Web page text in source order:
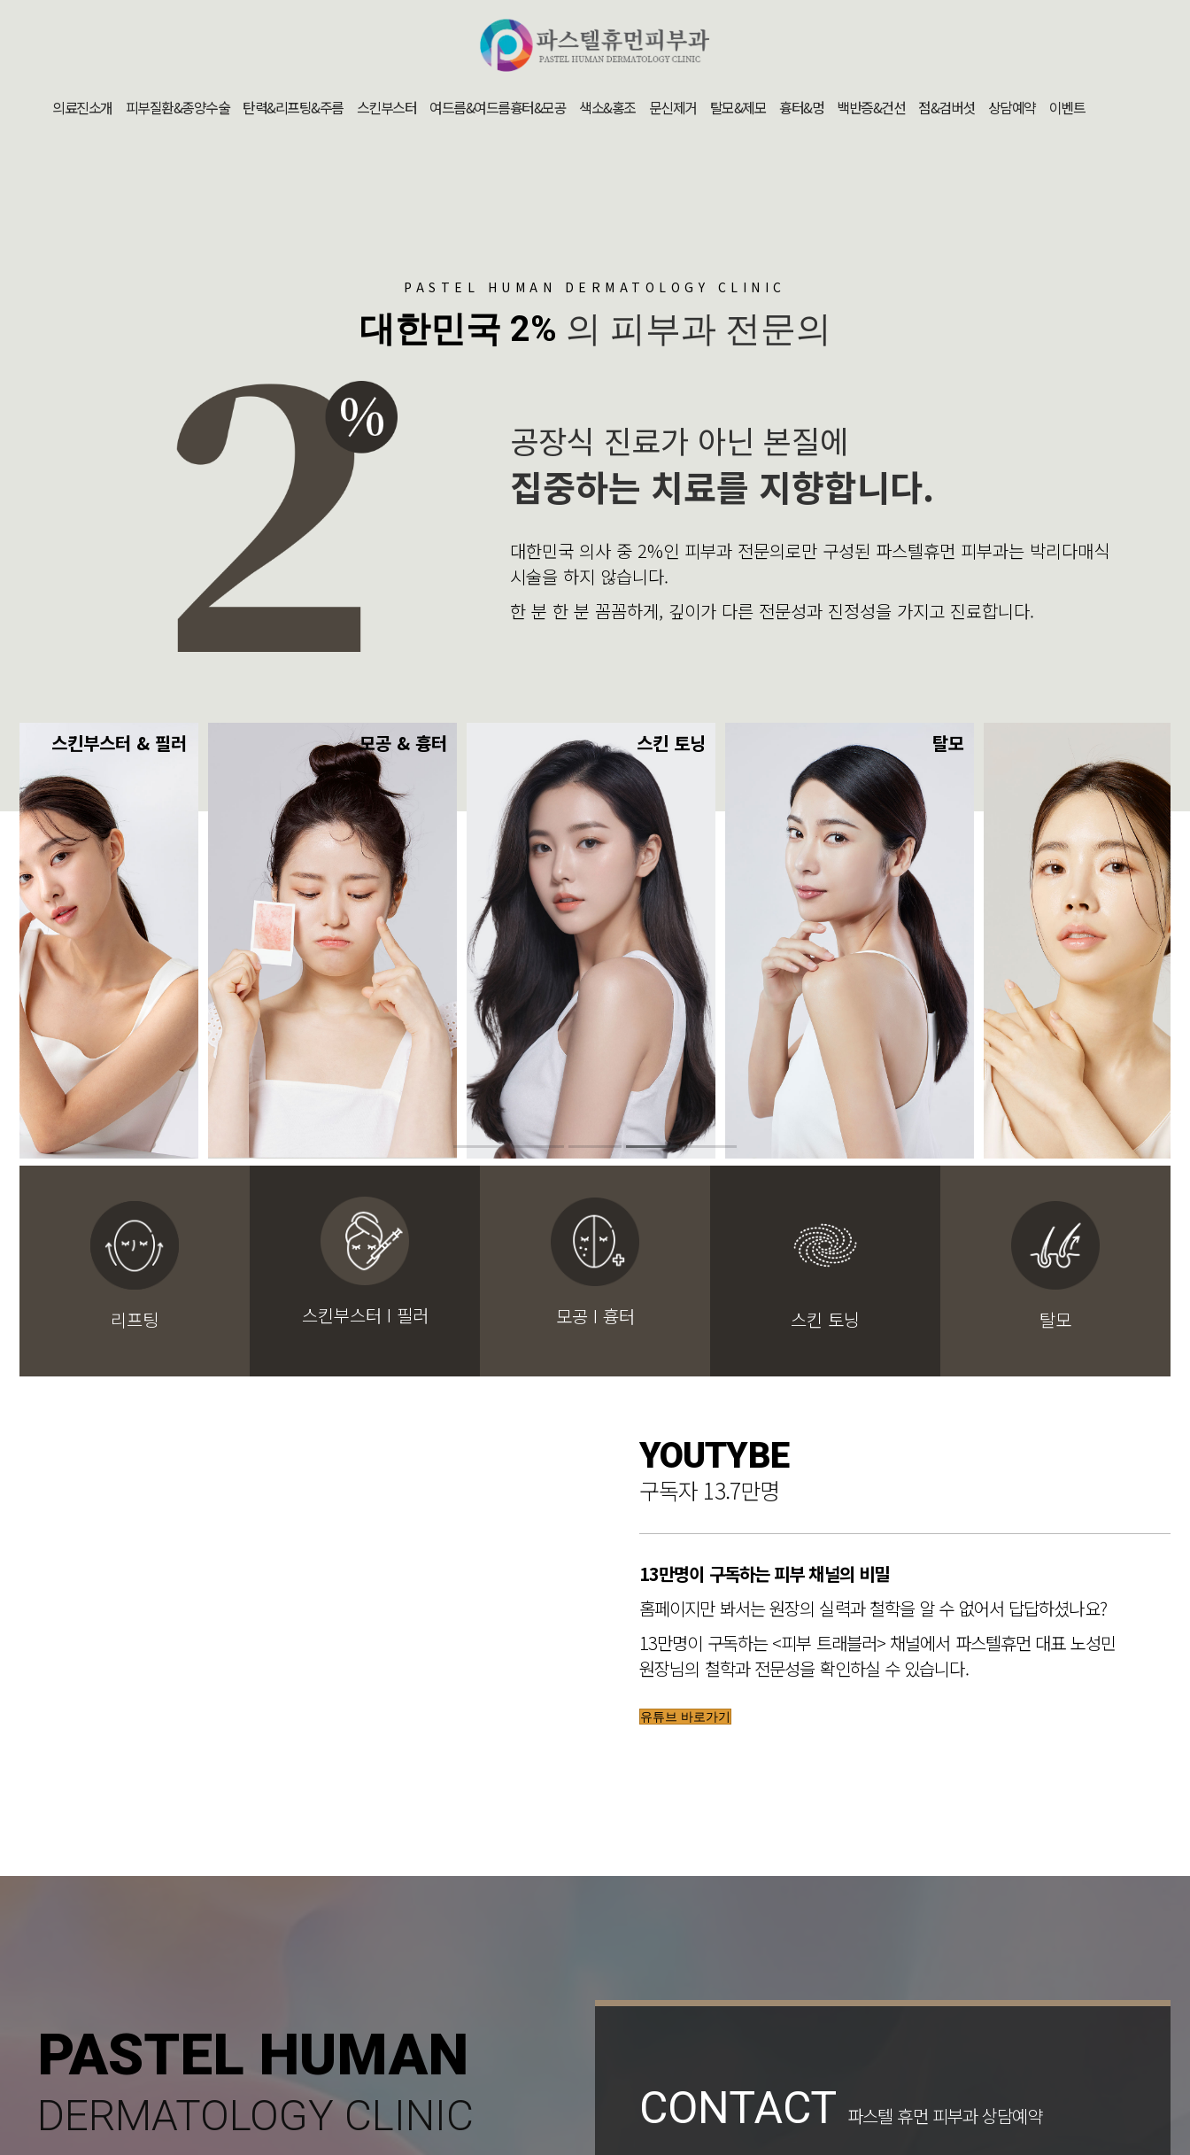
의료진소개 피부질환&종양수술 탄력&리프팅&주름 스킨부스터 여드름&여드름흉터&모공 색소&홍조 문신제거 탈모&제모 흉터&멍 백반증&건선 점&검버섯 상담예약 이벤트
PASTEL HUMAN DERMATOLOGY CLINIC
대한민국 2% 의 피부과 전문의
공장식 진료가 아닌 본질에
집중하는 치료를 지향합니다.
대한민국 의사 중 2%인 피부과 전문의로만 구성된 파스텔휴먼 피부과는 박리다매식
시술을 하지 않습니다.
한 분 한 분 꼼꼼하게, 깊이가 다른 전문성과 진정성을 가지고 진료합니다.
스킨부스터 & 필러 모공 & 흉터 스킨 토닝 탈모
리프팅 스킨부스터 I 필러 모공 I 흉터 스킨 토닝 탈모
YOUTYBE
구독자 13.7만명
13만명이 구독하는 피부 채널의 비밀
홈페이지만 봐서는 원장의 실력과 철학을 알 수 없어서 답답하셨나요?
13만명이 구독하는 <피부 트래블러> 채널에서 파스텔휴먼 대표 노성민
원장님의 철학과 전문성을 확인하실 수 있습니다.
유튜브 바로가기
PASTEL HUMAN
DERMATOLOGY CLINIC CONTACT 파스텔 휴먼 피부과 상담예약